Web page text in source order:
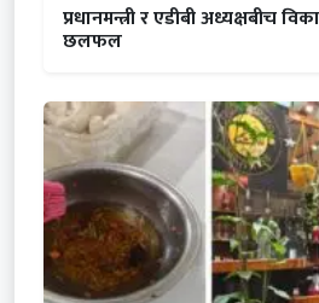
प्रधानमन्त्री र एडीबी अध्यक्षबीच
छलफल